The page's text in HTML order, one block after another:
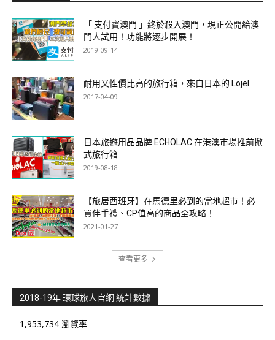
「 支付寶澳門 」終於殺入澳門，現正公開給澳
門人試用！功能將逐步開展！
2019-09-14
耐用又性價比高的旅行箱，來自日本的 Lojel
2017-04-09
日本旅遊用品品牌 ECHOLAC 在港澳市場推前掀
式旅行箱
2019-08-18
【旅居西班牙】在馬德里必到的當地超市！必
買伴手禮、CP值高的商品全攻略！
2021-01-27
查看更多
2018-19年 環球旅人官網 統計數據
1,953,734 瀏覽率